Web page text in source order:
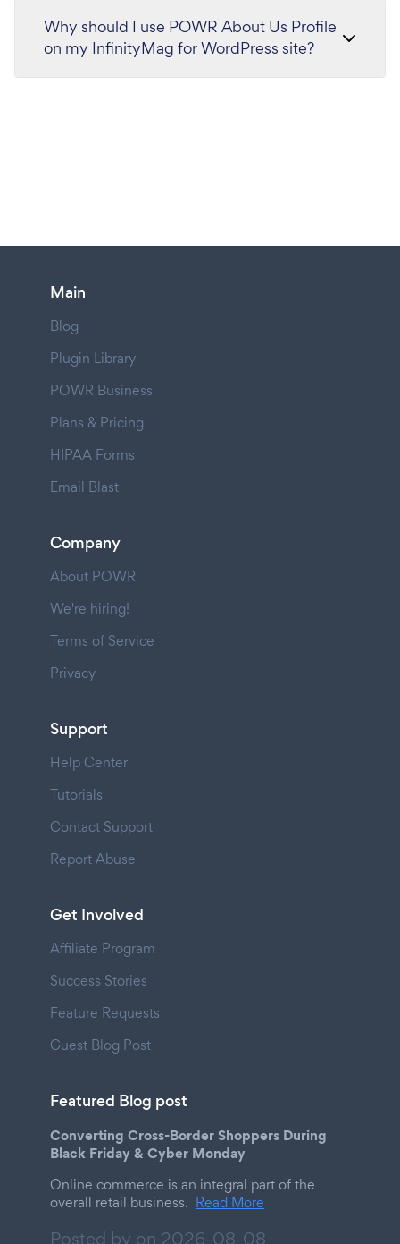
Why should I use POWR About Us Profile
on my InfinityMag for WordPress site?
Main
Blog
Plugin Library
POWR Business
Plans & Pricing
HIPAA Forms
Email Blast
Company
About POWR
We're hiring!
Terms of Service
Privacy
Support
Help Center
Tutorials
Contact Support
Report Abuse
Get Involved
Affiliate Program
Success Stories
Feature Requests
Guest Blog Post
Featured Blog post
Converting Cross-Border Shoppers During
Black Friday & Cyber Monday
Online commerce is an integral part of the
overall retail business. Read More
Posted by on 2026-08-08